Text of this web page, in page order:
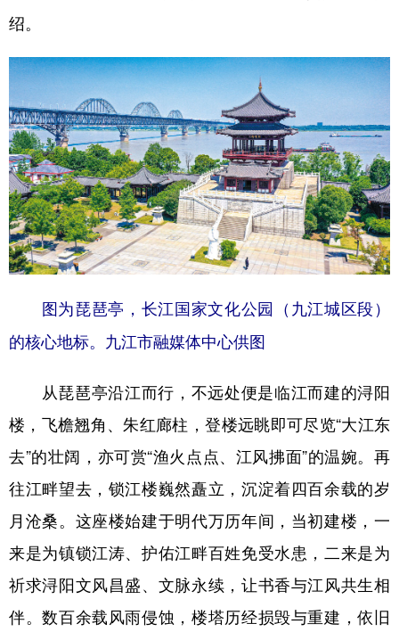
绍。
图为琵琶亭，长江国家文化公园（九江城区段）
的核心地标。九江市融媒体中心供图
从琵琶亭沿江而行，不远处便是临江而建的浔阳
楼，飞檐翘角、朱红廊柱，登楼远眺即可尽览“大江东
去”的壮阔，亦可赏“渔火点点、江风拂面”的温婉。再
往江畔望去，锁江楼巍然矗立，沉淀着四百余载的岁
月沧桑。这座楼始建于明代万历年间，当初建楼，一
来是为镇锁江涛、护佑江畔百姓免受水患，二来是为
祈求浔阳文风昌盛、文脉永续，让书香与江风共生相
伴。数百余载风雨侵蚀，楼塔历经损毁与重建，依旧